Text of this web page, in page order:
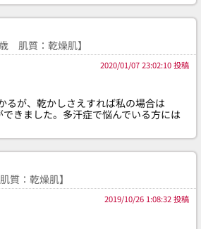
肌質：乾燥肌】
2020/01/07 23:02:10 投稿
るが、乾かしさえすれば私の場合は
きました。多汗症で悩んでいる方には
：乾燥肌】
2019/10/26 1:08:32 投稿